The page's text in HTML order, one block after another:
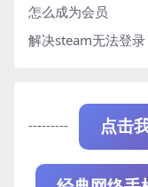
怎么成为会员
解决steam无法登录
--------- 点击